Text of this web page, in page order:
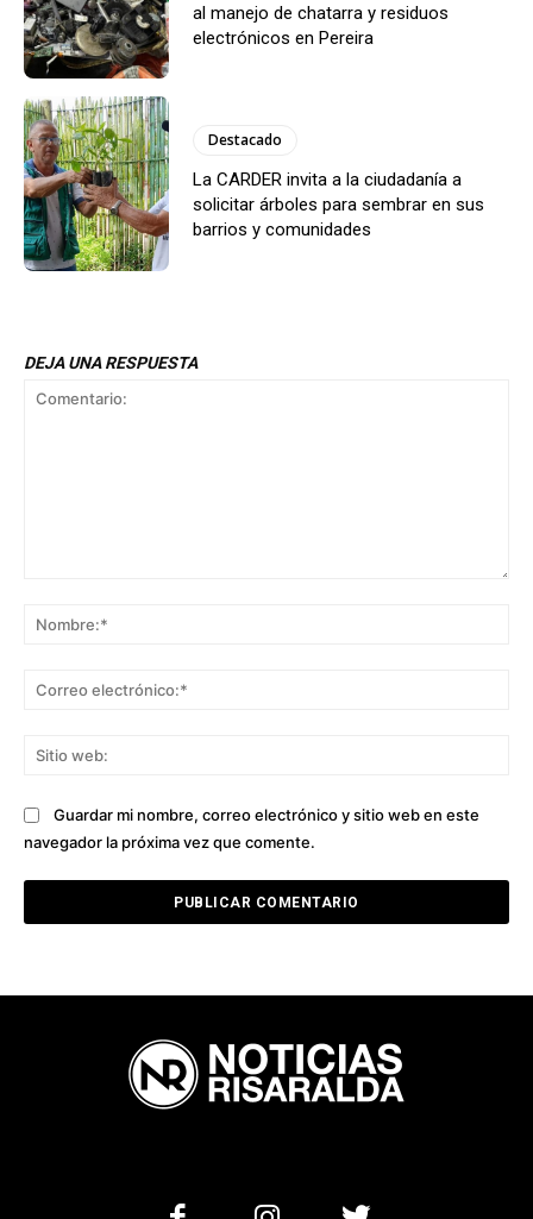
al manejo de chatarra y residuos
electrónicos en Pereira
Destacado
La CARDER invita a la ciudadanía a
solicitar árboles para sembrar en sus
barrios y comunidades
DEJA UNA RESPUESTA
Guardar mi nombre, correo electrónico y sitio web en este
navegador la próxima vez que comente.